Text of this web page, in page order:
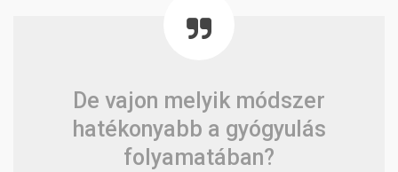
De vajon melyik módszer
hatékonyabb a gyógyulás
folyamatában?